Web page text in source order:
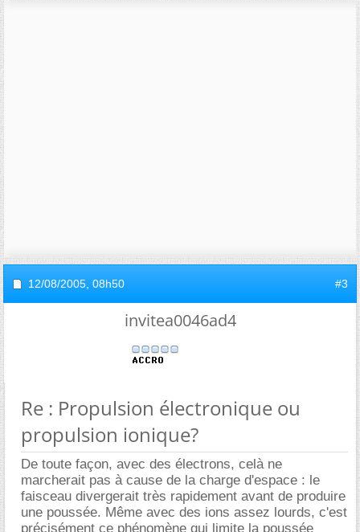
12/08/2005, 08h50 #3
invitea0046ad4
Re : Propulsion électronique ou
propulsion ionique?
De toute façon, avec des électrons, celà ne
marcherait pas à cause de la charge d'espace : le
faisceau divergerait très rapidement avant de produire
une poussée. Même avec des ions assez lourds, c'est
précisément ce phénomène qui limite la poussée